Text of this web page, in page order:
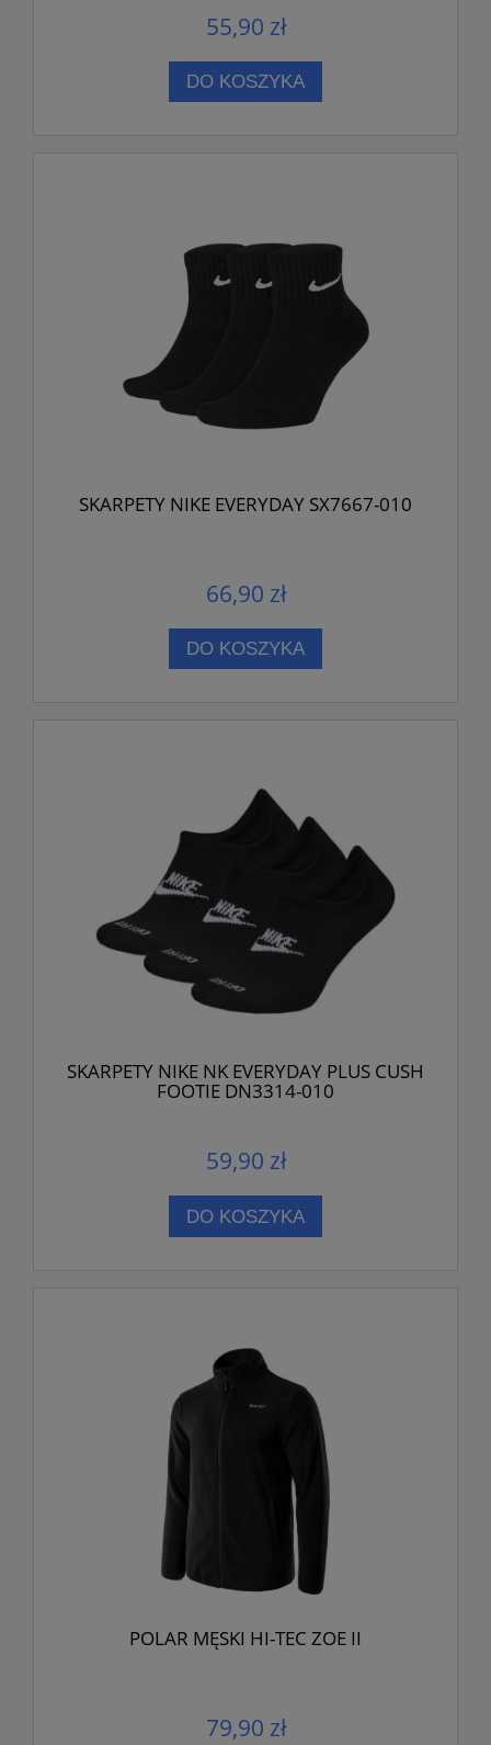
55,90 zł
DO KOSZYKA
SKARPETY NIKE EVERYDAY SX7667-010
66,90 zł
DO KOSZYKA
SKARPETY NIKE NK EVERYDAY PLUS CUSH
FOOTIE DN3314-010
59,90 zł
DO KOSZYKA
POLAR MĘSKI HI-TEC ZOE II
79,90 zł